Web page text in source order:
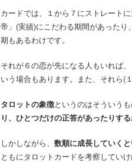
カードでは、１から７にストレート
帝」(実績)にこだわる期間があった
期もあるわけです。
それが６の恋が先になる人もいれば
いう場合もあります。また、それら(
タロットの象徴というのはそういう
り、ひとつだけの正答があったりす
しかしながら、 数順に成長していく
ともにタロットカードを考察してい